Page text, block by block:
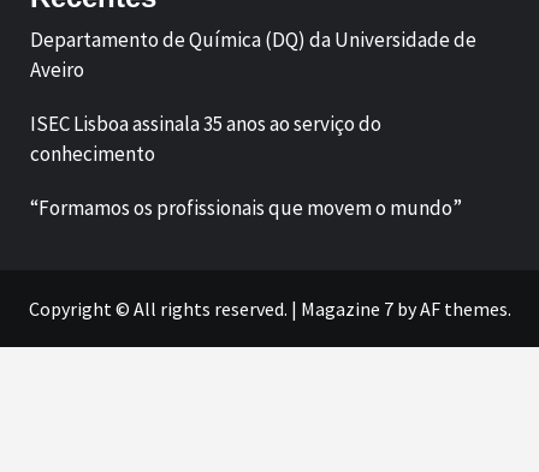
Departamento de Química (DQ) da Universidade de
Aveiro
ISEC Lisboa assinala 35 anos ao serviço do
conhecimento
“Formamos os profissionais que movem o mundo”
Copyright © All rights reserved. | Magazine 7by AF themes.